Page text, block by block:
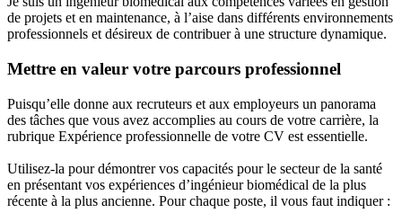
de projets et en maintenance, à l’aise dans différents environnements
professionnels et désireux de contribuer à une structure dynamique.
Mettre en valeur votre parcours professionnel
Puisqu’elle donne aux recruteurs et aux employeurs un panorama
des tâches que vous avez accomplies au cours de votre carrière, la
rubrique Expérience professionnelle de votre CV est essentielle.
Utilisez-la pour démontrer vos capacités pour le secteur de la santé
en présentant vos expériences d’ingénieur biomédical de la plus
récente à la plus ancienne. Pour chaque poste, il vous faut indiquer :